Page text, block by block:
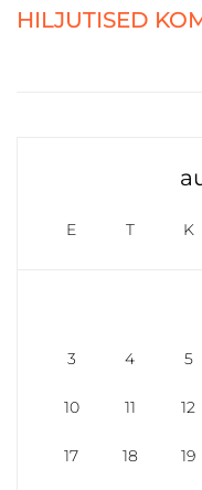
HILJUTISED
E T K
3 4 5
10 11 12
17 18 19